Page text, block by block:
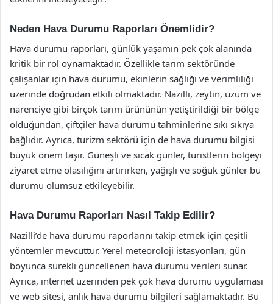
Neden Hava Durumu Raporları Önemlidir?
Hava durumu raporları, günlük yaşamın pek çok alanında
kritik bir rol oynamaktadır. Özellikle tarım sektöründe
çalışanlar için hava durumu, ekinlerin sağlığı ve verimliliği
üzerinde doğrudan etkili olmaktadır. Nazilli, zeytin, üzüm ve
narenciye gibi birçok tarım ürününün yetiştirildiği bir bölge
olduğundan, çiftçiler hava durumu tahminlerine sıkı sıkıya
bağlıdır. Ayrıca, turizm sektörü için de hava durumu bilgisi
büyük önem taşır. Güneşli ve sıcak günler, turistlerin bölgeyi
ziyaret etme olasılığını artırırken, yağışlı ve soğuk günler bu
durumu olumsuz etkileyebilir.
Hava Durumu Raporları Nasıl Takip Edilir?
Nazilli’de hava durumu raporlarını takip etmek için çeşitli
yöntemler mevcuttur. Yerel meteoroloji istasyonları, gün
boyunca sürekli güncellenen hava durumu verileri sunar.
Ayrıca, internet üzerinden pek çok hava durumu uygulaması
ve web sitesi, anlık hava durumu bilgileri sağlamaktadır. Bu